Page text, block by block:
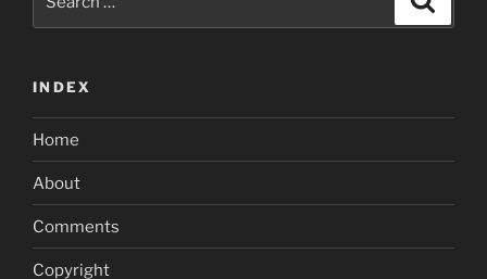
INDEX
Home
About
Comments
Copyright